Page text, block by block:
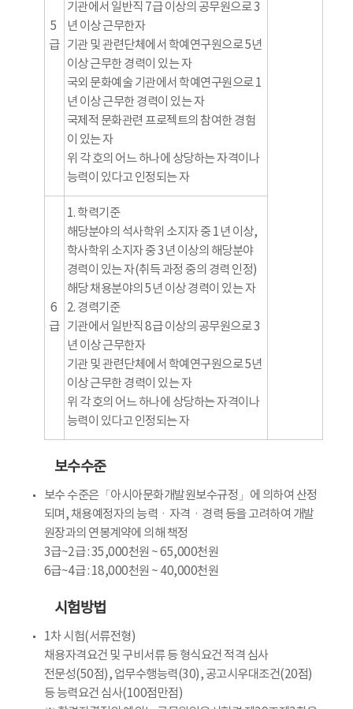
5
급
기관에서 일반직 7급 이상의 공무원으로 3
년 이상 근무한자
기관 및 관련단체에서 학예연구원으로 5년
이상 근무한 경력이 있는 자
국외 문화예술 기관에서 학예연구원으로 1
년 이상 근무한 경력이 있는 자
국제적 문화관련 프로젝트의 참여한 경험
이 있는 자
위 각 호의 어느 하나에 상당하는 자격이나
능력이 있다고 인정되는 자
6
급
1. 학력기준
해당분야의 석사학위 소지자 중 1년 이상,
학사학위 소지자 중 3년 이상의 해당분야
경력이 있는 자(취득 과정 중의 경력 인정)
해당 채용분야의 5년 이상 경력이 있는 자
2. 경력기준
기관에서 일반직 8급 이상의 공무원으로 3
년 이상 근무한자
기관 및 관련단체에서 학예연구원으로 5년
이상 근무한 경력이 있는 자
위 각 호의 어느 하나에 상당하는 자격이나
능력이 있다고 인정되는 자
보수수준
보수 수준은「아시아문화개발원보수규정」에 의하여 산정
되며, 채용예정자의 능력ㆍ자격ㆍ경력 등을 고려하여 개발
원장과의 연봉계약에 의해 책정
3급~2급 : 35,000천원 ~ 65,000천원
6급~4급 : 18,000천원 ~ 40,000천원
시험방법
1차 시험(서류전형)
채용자격요건 및 구비서류 등 형식요건 적격 심사
전문성(50점), 업무수행능력(30), 공고시우대조건(20점)
등 능력요건 심사(100점만점)